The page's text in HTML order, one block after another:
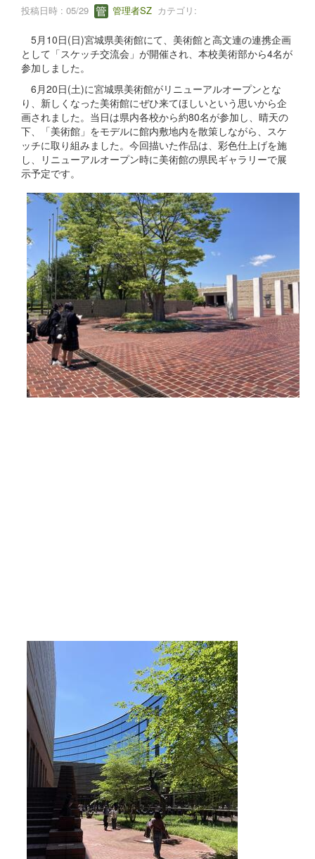
投稿日時 : 05/29 管理者SZ カテゴリ:
5月10日(日)宮城県美術館にて、美術館と高文連の連携企画
として「スケッチ交流会」が開催され、本校美術部から4名が
参加しました。
6月20日(土)に宮城県美術館がリニューアルオープンとな
り、新しくなった美術館にぜひ来てほしいという思いから企
画されました。当日は県内各校から約80名が参加し、晴天の
下、「美術館」をモデルに館内敷地内を散策しながら、スケ
ッチに取り組みました。今回描いた作品は、彩色仕上げを施
し、リニューアルオープン時に美術館の県民ギャラリーで展
示予定です。